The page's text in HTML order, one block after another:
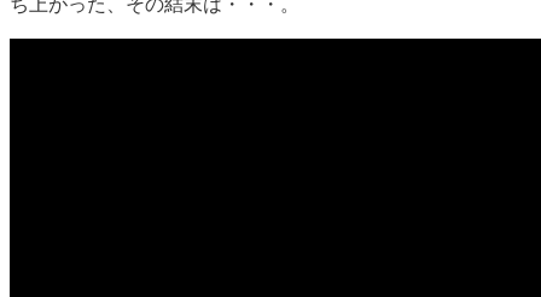
案内
発刊案内
JFPI印刷用語集 印刷機材年鑑
ち上がった、その結末は・・・。